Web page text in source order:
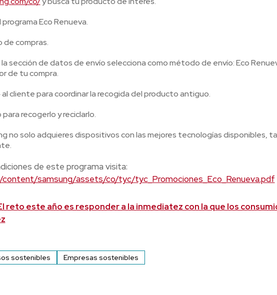
Eco Renueva.
compras.
sección de datos de envío selecciona como método de envío: Eco
de tu compra.
al cliente para coordinar la recogida del producto antiguo.
recogerlo y reciclarlo.
no solo adquieres dispositivos con las mejores tecnologías disponibles,
de este programa visita:
samsung/assets/co/tyc/tyc_Promociones_Eco_Renueva.pdf
reto este año es responder a la inmediatez con la que los
sostenibles Empresas sostenibles